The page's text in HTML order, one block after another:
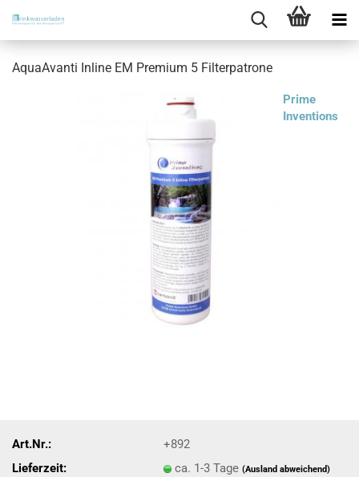
AquaAvanti Inline EM Premium 5 Filterpatrone
Prime
Inventions
Art.Nr.:
+892
Lieferzeit:
ca. 1-3 Tage(Ausland abweichend)